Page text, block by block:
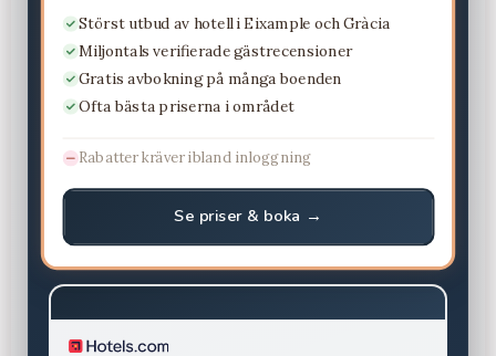
Störst utbud av hotell i Eixample och Gràcia
Miljontals verifierade gästrecensioner
Gratis avbokning på många boenden
Ofta bästa priserna i området
Rabatter kräver ibland inloggning
Se priser & boka →